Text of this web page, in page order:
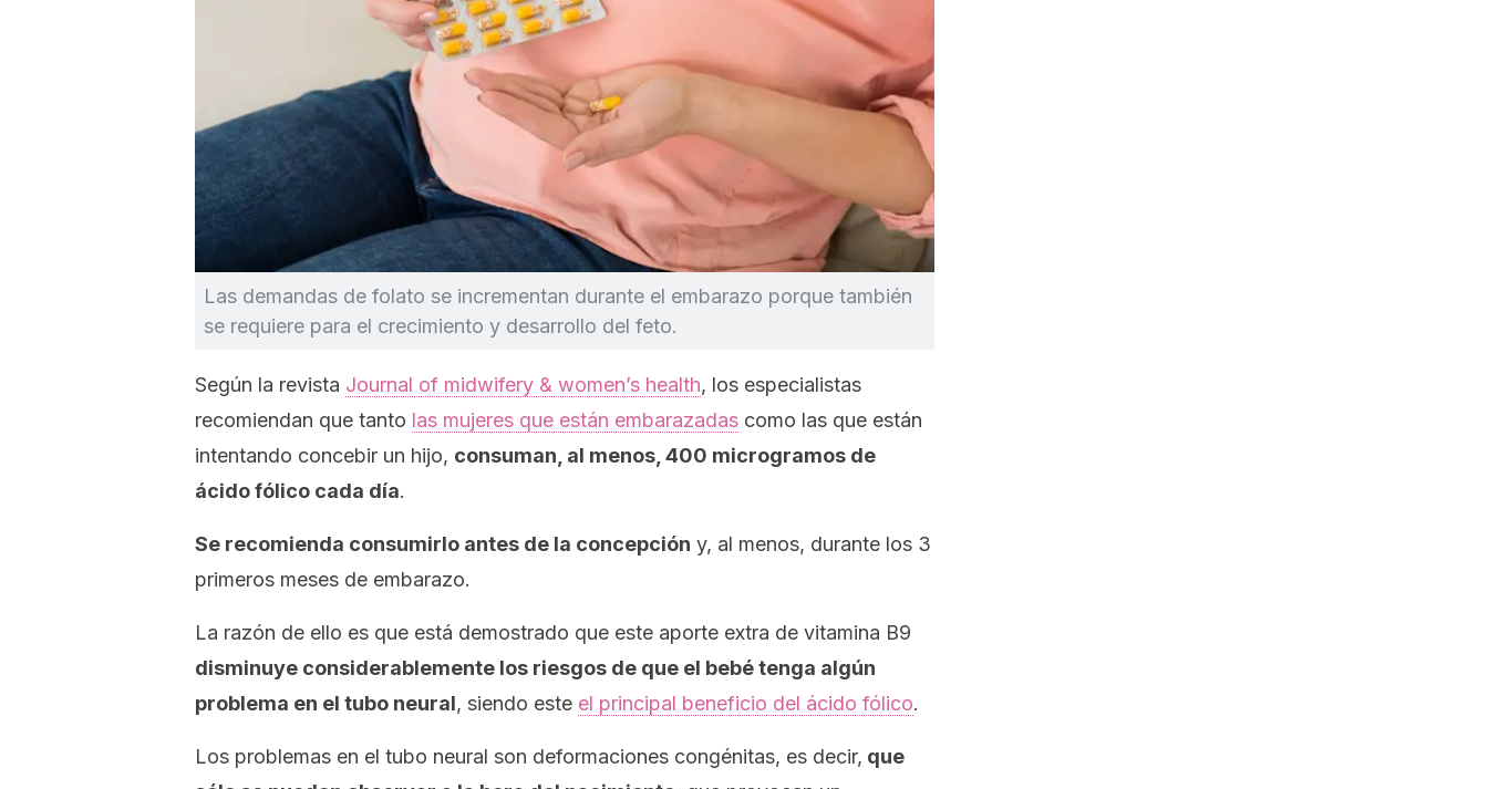
Las demandas de folato se incrementan durante el embarazo porque también
se requiere para el crecimiento y desarrollo del feto.
Según la revista Journal of midwifery & women’s health, los especialistas
recomiendan que tanto las mujeres que están embarazadas como las que están
intentando concebir un hijo, consuman, al menos, 400 microgramos de
ácido fólico cada día.
Se recomienda consumirlo antes de la concepción y, al menos, durante los 3
primeros meses de embarazo.
La razón de ello es que está demostrado que este aporte extra de vitamina B9
disminuye considerablemente los riesgos de que el bebé tenga algún
problema en el tubo neural, siendo este el principal beneficio del ácido fólico.
Los problemas en el tubo neural son deformaciones congénitas, es decir, que